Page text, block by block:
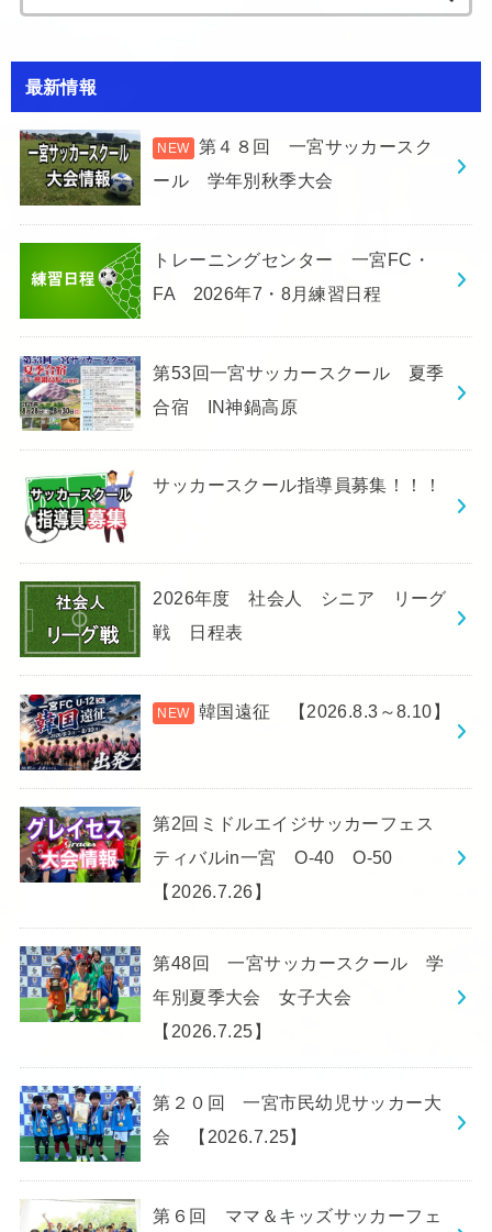
for:
最新情報
第４８回 一宮サッカースク
ール 学年別秋季大会
トレーニングセンター 一宮FC・
FA 2026年7・8月練習日程
第53回一宮サッカースクール 夏季
合宿 IN神鍋高原
サッカースクール指導員募集！！！
2026年度 社会人 シニア リーグ
戦 日程表
韓国遠征 【2026.8.3～8.10】
第2回ミドルエイジサッカーフェス
ティバルin一宮 O-40 O-50
【2026.7.26】
第48回 一宮サッカースクール 学
年別夏季大会 女子大会
【2026.7.25】
第２０回 一宮市民幼児サッカー大
会 【2026.7.25】
第６回 ママ＆キッズサッカーフェ